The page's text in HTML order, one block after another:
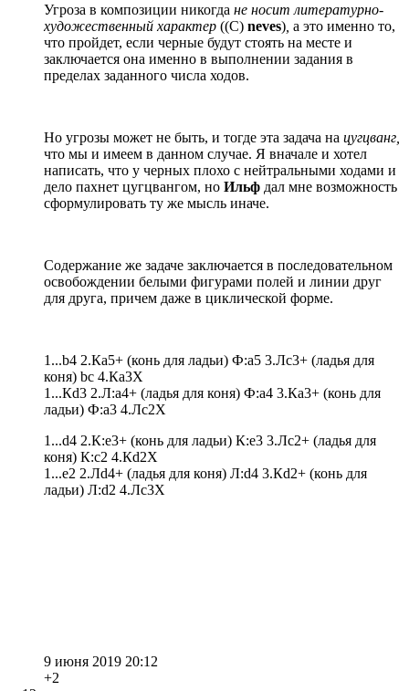
Угроза в композиции никогда не носит литературно-
художественный характер ((С) neves) а это именно то,
что пройдет, если черные будут стоять на месте и
заключается она именно в выполнении задания в
пределах заданного числа ходов.
Но угрозы может не быть, и тогде эта задача на цугцванг,
что мы и имеем в данном случае. Я вначале и хотел
написать, что у черных плохо с нейтральными ходами и
дело пахнет цугцвангом, но Ильф дал мне возможность
сформулировать ту же мысль иначе.
Содержание же задаче заключается в последовательном
освобождении белыми фигурами полей и линии друг
для друга, причем даже в циклической форме.
1...b4 2.Кa5+ (конь для ладьи) Ф:a5 3.Лc3+ (ладья для
коня) bc 4.Кa3X
1...Кd3 2.Л:a4+ (ладья для коня) Ф:a4 3.Кa3+ (конь для
ладьи) Ф:a3 4.Лc2X
1...d4 2.К:e3+ (конь для ладьи) К:e3 3.Лc2+ (ладья для
коня) К:c2 4.Кd2X
1...e2 2.Лd4+ (ладья для коня) Л:d4 3.Кd2+ (конь для
ладьи) Л:d2 4.Лc3X
9 июня 2019 20:12
+2